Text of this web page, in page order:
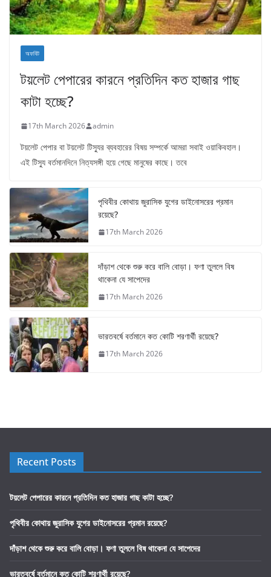
অফবিট
টয়লেট পেপারের কারনে প্রতিদিন কত হাজার গাছ
কাটা হচ্ছে?
17th March 2026 admin
টয়লেট পেপার বা টয়লেট টিস্যুর ব্যবহারের বিষয় সম্পর্কে আমরা সবাই ওয়াকিবহাল।
এই টিস্যু বর্তমানদিনে নিত্যসঙ্গী হয়ে গেছে মানুষের কাছে। তবে
পৃথিবীর কোথায় জুরাসিক যুগের ডাইনোসরের প্রমান
রয়েছে?
17th March 2026
দাঁড়াশ থেকে শুরু করে বালি বোড়া। ফণা তুললে বিষ
থাকেনা যে সাপেদের
17th March 2026
ভারতবর্ষে বর্তমানে কত কোটি শরণার্থী রয়েছে?
17th March 2026
Recent Posts
টয়লেট পেপারের কারনে প্রতিদিন কত হাজার গাছ কাটা হচ্ছে?
পৃথিবীর কোথায় জুরাসিক যুগের ডাইনোসরের প্রমান রয়েছে?
দাঁড়াশ থেকে শুরু করে বালি বোড়া। ফণা তুললে বিষ থাকেনা যে সাপেদের
ভারতবর্ষে বর্তমানে কত কোটি শরণার্থী রয়েছে?